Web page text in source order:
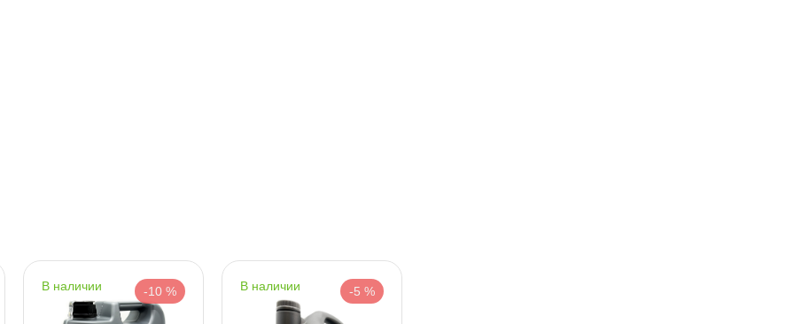
наличии -10 % наличии -5 %